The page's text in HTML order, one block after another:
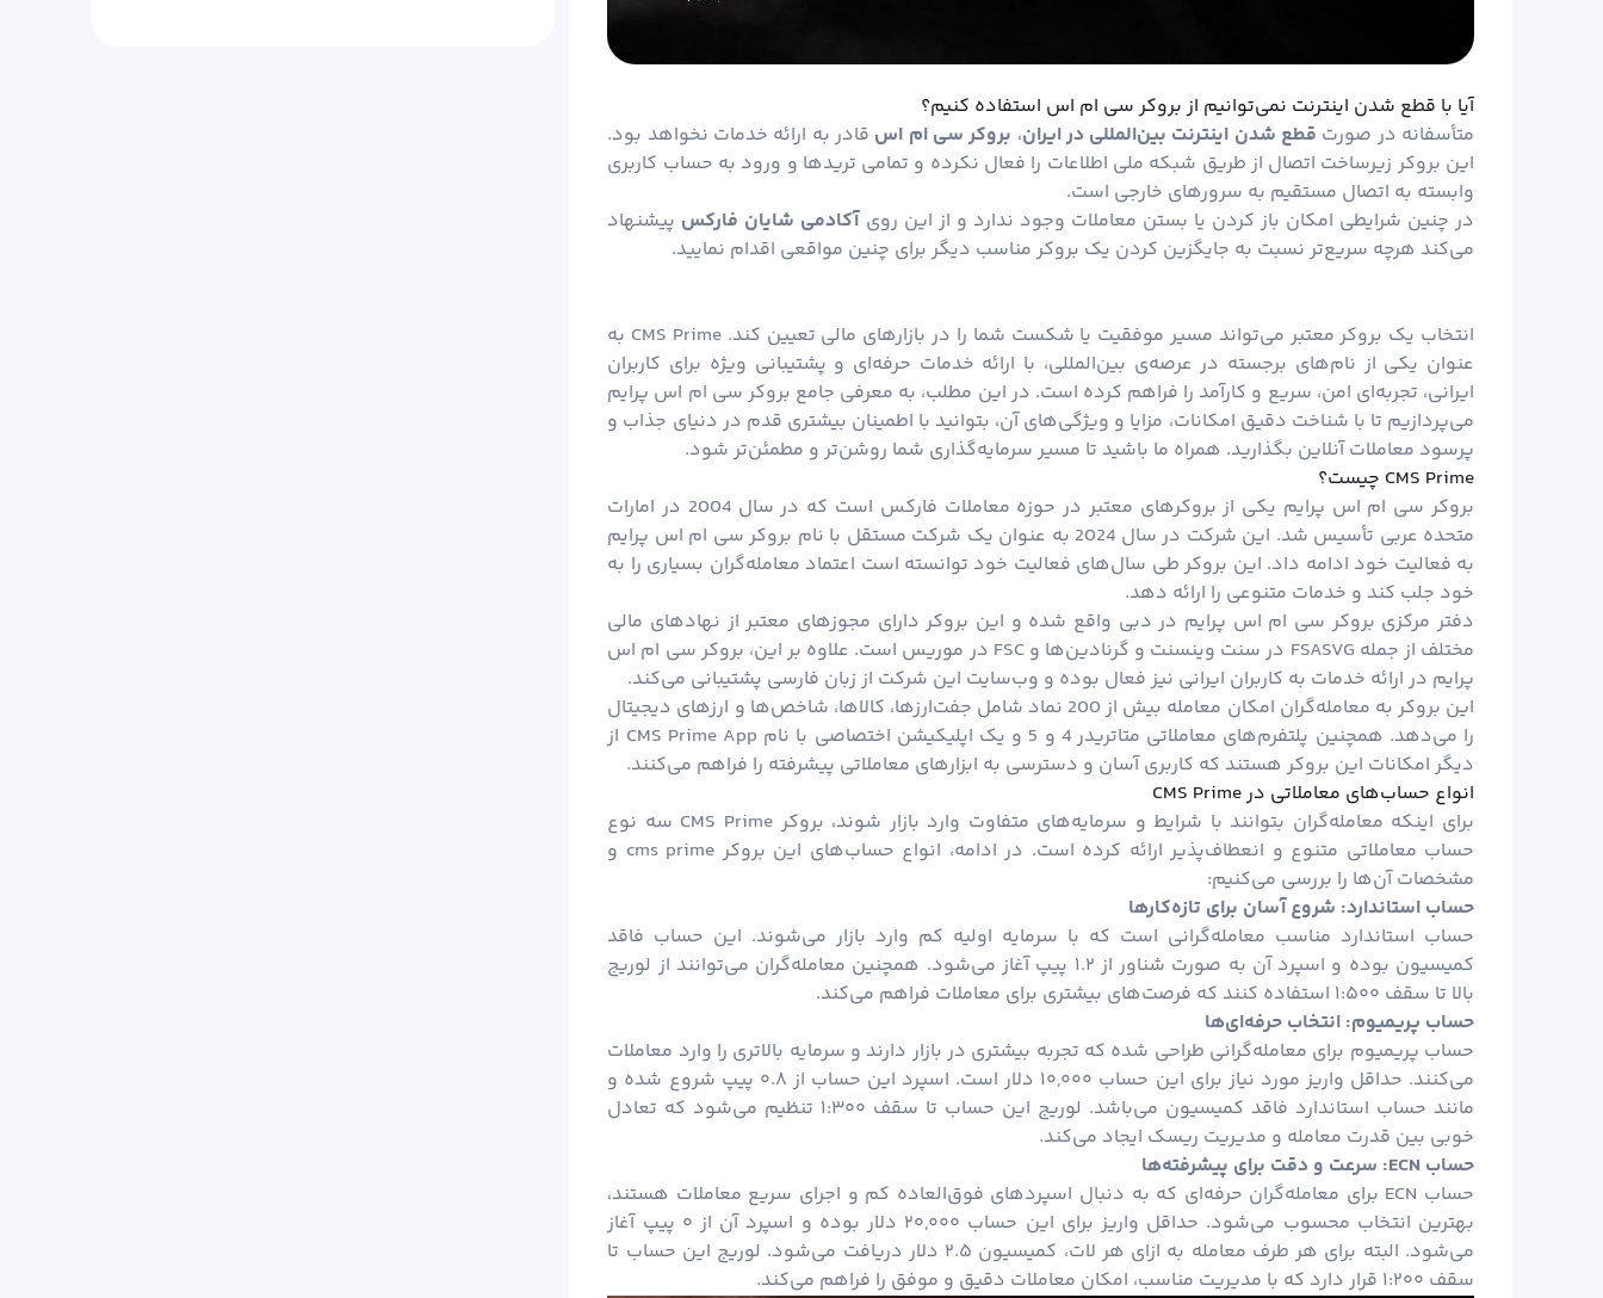
آیا با قطع شدن اینترنت نمی‌توانیم از بروکر سی ام اس استفاده کنیم؟
متأسفانه در صورت قطع شدن اینترنت بین‌المللی در ایران، بروکر سی ام اس قادر به ارائه خدمات نخواهد بود.
این بروکر زیرساخت اتصال از طریق شبکه ملی اطلاعات را فعال نکرده و تمامی تریدها و ورود به حساب کاربری
وابسته به اتصال مستقیم به سرورهای خارجی است.
در چنین شرایطی امکان باز کردن یا بستن معاملات وجود ندارد و از این رویآکادمی شایان فارکس پیشنهاد
می‌کند هرچه سریع‌تر نسبت به جایگزین کردن یک بروکر مناسب دیگر برای چنین مواقعی اقدام نمایید.
انتخاب یک بروکر معتبر می‌تواند مسیر موفقیت یا شکست شما را در بازارهای مالی تعیین کند. CMS Prime به
عنوان یکی از نام‌های برجسته در عرصه‌ی بین‌المللی، با ارائه خدمات حرفه‌ای و پشتیبانی ویژه برای کاربران
ایرانی، تجربه‌ای امن، سریع و کارآمد را فراهم کرده است. در این مطلب، به معرفی جامع بروکر سی ام اس پرایم
می‌پردازیم تا با شناخت دقیق امکانات، مزایا و ویژگی‌های آن، بتوانید با اطمینان بیشتری قدم در دنیای جذاب و
پرسود معاملات آنلاین بگذارید. همراه ما باشید تا مسیر سرمایه‌گذاری شما روشن‌تر و مطمئن‌تر شود.
CMS Prime چیست؟
بروکر سی ام اس پرایم یکی از بروکرهای معتبر در حوزه معاملات فارکس است که در سال 2004 در امارات
متحده عربی تأسیس شد. این شرکت در سال 2024 به عنوان یک شرکت مستقل با نام بروکر سی ام اس پرایم
به فعالیت خود ادامه داد. این بروکر طی سال‌های فعالیت خود توانسته است اعتماد معامله‌گران بسیاری را به
خود جلب کند و خدمات متنوعی را ارائه دهد.
دفتر مرکزی بروکر سی ام اس پرایم در دبی واقع شده و این بروکر دارای مجوزهای معتبر از نهادهای مالی
مختلف از جمله FSASVG در سنت وینسنت و گرنادین‌ها و FSC در موریس است. علاوه بر این، بروکر سی ام اس
پرایم در ارائه خدمات به کاربران ایرانی نیز فعال بوده و وب‌سایت این شرکت از زبان فارسی پشتیبانی می‌کند.
این بروکر به معامله‌گران امکان معامله بیش از 200 نماد شامل جفت‌ارزها، کالاها، شاخص‌ها و ارزهای دیجیتال
را می‌دهد. همچنین پلتفرم‌های معاملاتی متاتریدر 4 و 5 و یک اپلیکیشن اختصاصی با نام CMS Prime App از
دیگر امکانات این بروکر هستند که کاربری آسان و دسترسی به ابزارهای معاملاتی پیشرفته را فراهم می‌کنند.
انواع حساب‌های معاملاتی در CMS Prime
برای اینکه معامله‌گران بتوانند با شرایط و سرمایه‌های متفاوت وارد بازار شوند، بروکر CMS Prime سه نوع
حساب معاملاتی متنوع و انعطاف‌پذیر ارائه کرده است. در ادامه، انواع حساب‌های این بروکر cms prime و
مشخصات آن‌ها را بررسی می‌کنیم:
حساب استاندارد: شروع آسان برای تازه‌کارها
حساب استاندارد مناسب معامله‌گرانی است که با سرمایه اولیه کم وارد بازار می‌شوند. این حساب فاقد
کمیسیون بوده و اسپرد آن به صورت شناور از ۱.۲ پیپ آغاز می‌شود. همچنین معامله‌گران می‌توانند از لوریج
بالا تا سقف ۱:۵۰۰ استفاده کنند که فرصت‌های بیشتری برای معاملات فراهم می‌کند.
حساب پریمیوم: انتخاب حرفه‌ای‌ها
حساب پریمیوم برای معامله‌گرانی طراحی شده که تجربه بیشتری در بازار دارند و سرمایه بالاتری را وارد معاملات
می‌کنند. حداقل واریز مورد نیاز برای این حساب ۱۰,۰۰۰ دلار است. اسپرد این حساب از ۰.۸ پیپ شروع شده و
مانند حساب استاندارد فاقد کمیسیون می‌باشد. لوریج این حساب تا سقف ۱:۳۰۰ تنظیم می‌شود که تعادل
خوبی بین قدرت معامله و مدیریت ریسک ایجاد می‌کند.
حساب ECN: سرعت و دقت برای پیشرفته‌ها
حساب ECN برای معامله‌گران حرفه‌ای که به دنبال اسپردهای فوق‌العاده کم و اجرای سریع معاملات هستند،
بهترین انتخاب محسوب می‌شود. حداقل واریز برای این حساب ۲۰,۰۰۰ دلار بوده و اسپرد آن از ۰ پیپ آغاز
می‌شود. البته برای هر طرف معامله به ازای هر لات، کمیسیون ۲.۵ دلار دریافت می‌شود. لوریج این حساب تا
سقف ۱:۲۰۰ قرار دارد که با مدیریت مناسب، امکان معاملات دقیق و موفق را فراهم می‌کند.